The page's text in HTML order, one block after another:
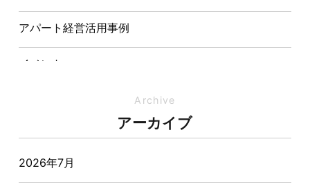
アパート経営活用事例
イベント
オーナー様からの質問
おすすめ物件
Archive
アーカイブ
2026年7月